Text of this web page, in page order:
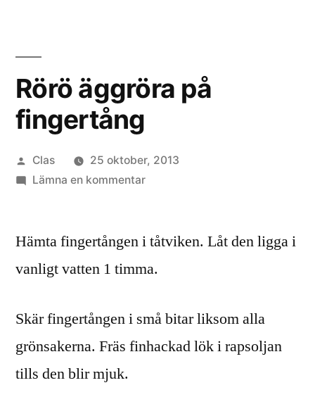
Rörö äggröra på
fingertång
Publicerat
av
Clas
25 oktober, 2013
Lämna en kommentartill
på
Hämta fingertången i tåtviken. Låt den ligga i
vanligt vatten 1 timma.
Skär fingertången i små bitar liksom alla
grönsakerna. Fräs finhackad lök i rapsoljan
tills den blir mjuk.